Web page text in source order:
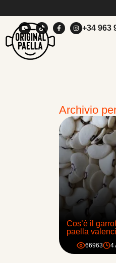
+34 963
Archivio
Cos’è il
paella
66963 4